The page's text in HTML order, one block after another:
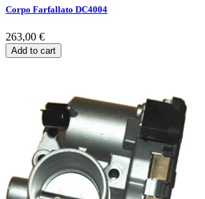
Corpo Farfallato DC4004
263,00 €
Add to cart